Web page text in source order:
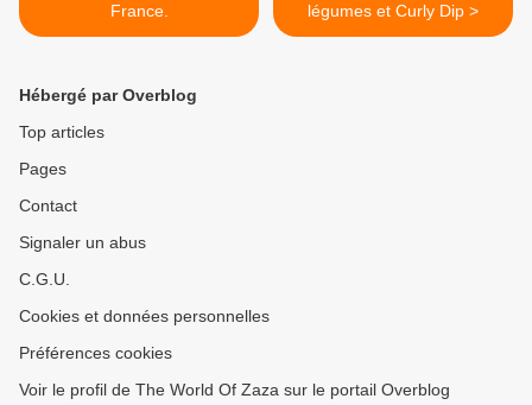
France.
légumes et Curly Dip >
Hébergé par Overblog
Top articles
Pages
Contact
Signaler un abus
C.G.U.
Cookies et données personnelles
Préférences cookies
Voir le profil de The World Of Zaza sur le portail Overblog